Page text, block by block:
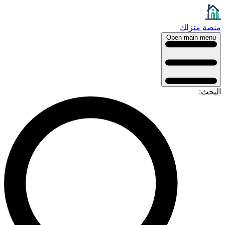
منصة منزلك
Open main menu
البحث: